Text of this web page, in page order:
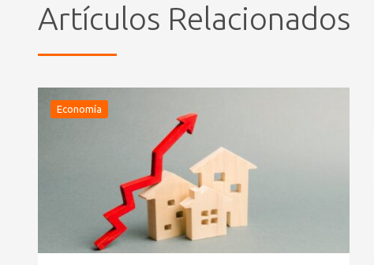
Artículos Relacionados
Economía